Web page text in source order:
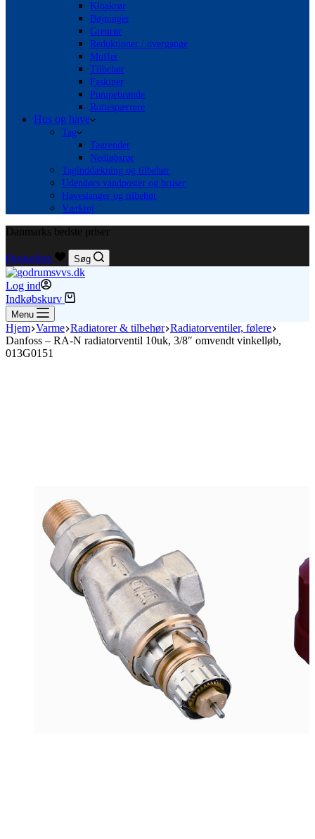
Kloakrør
Bøjninger
Grenrør
Reduktioner / overgange
Muffer
Tilbehør
Faskiner
Pumpebrønde
Rottespærrere
Hus og have
Tag
Tagrender
Nedløbsrør
Taginddækning og tilbehør
Udendørs vandposter og bruser
Haveslanger og tilbehør
Værktøj
Danmarks bedste priser
Ønskeliste Søg
Log ind
Indkøbskurv
Menu
Hjem Varme Radiatorer & tilbehør Radiatorventiler, følere
Danfoss – RA-N radiatorventil 10uk, 3/8″ omvendt vinkelløb,
013G0151